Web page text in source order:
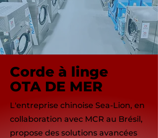
Corde à linge
OTA DE MER
L'entreprise chinoise Sea-Lion, en
collaboration avec MCR au Brésil,
propose des solutions avancées